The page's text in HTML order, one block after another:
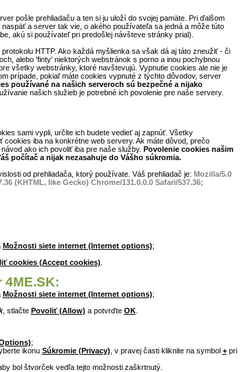
pošle prehliadaču a ten si ju uloží do svojej pamäte. Pri ďalšom
a server tak vie, o akého používateľa sa jedná a môže túto
akú si používateľ pri predošlej návšteve stránky prial).
HTTP. Ako každá myšlienka sa však dá aj táto zneužiť - či
alebo 'finty' niektorých webstránok s porno a inou pochybnou
všetky webstránky, ktoré navštevujú. Vypnutie cookies ale nie je
prípade, pokiaľ máte cookies vypnuté z týchto dôvodov, server
používané na našich serveroch sú bezpečné a nijako
našich služieb je potrebné ich povolenie pre naše servery.
sami vypli, určite ich budete vedieť aj zapnúť. Všetky
iba na konkrétne web servery. Ak máte dôvod, prečo
ako ich povoliť iba pre naše služby. Povolenie cookies našim
počítač a nijak nezasahuje do Vášho súkromia.
od prehliadača, ktorý používate. Váš prehliadač je: Mozilla/5.0
(KHTML, like Gecko) Chrome/131.0.0.0 Safari/537.36;
Možnosti siete internet (Internet options);
cookies (Accept cookies)
Možnosti siete internet (Internet options);
, stlačte Povoliť (Allow) a potvrďte OK.
;
ikonu Súkromie (Privacy) , v pravej časti kliknite na symbol +pri
bol štvorček vedľa tejto možnosti zaškrtnutý.